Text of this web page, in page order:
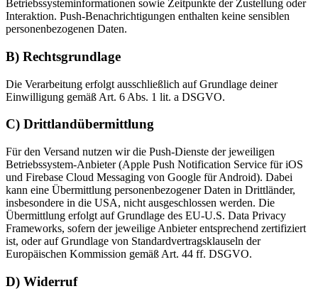
Betriebssysteminformationen sowie Zeitpunkte der Zustellung oder
Interaktion. Push-Benachrichtigungen enthalten keine sensiblen
personenbezogenen Daten.
B) Rechtsgrundlage
Die Verarbeitung erfolgt ausschließlich auf Grundlage deiner
Einwilligung gemäß Art. 6 Abs. 1 lit. a DSGVO.
C) Drittlandübermittlung
Für den Versand nutzen wir die Push-Dienste der jeweiligen
Betriebssystem-Anbieter (Apple Push Notification Service für iOS
und Firebase Cloud Messaging von Google für Android). Dabei
kann eine Übermittlung personenbezogener Daten in Drittländer,
insbesondere in die USA, nicht ausgeschlossen werden. Die
Übermittlung erfolgt auf Grundlage des EU-U.S. Data Privacy
Frameworks, sofern der jeweilige Anbieter entsprechend zertifiziert
ist, oder auf Grundlage von Standardvertragsklauseln der
Europäischen Kommission gemäß Art. 44 ff. DSGVO.
D) Widerruf